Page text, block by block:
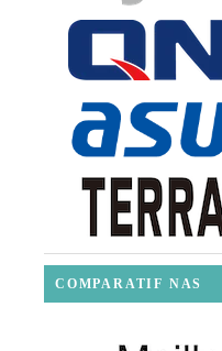
COMPARATIF NAS